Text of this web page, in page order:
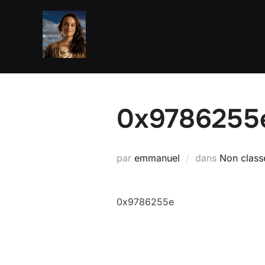
par emmanuel dans Non
0x9786255e